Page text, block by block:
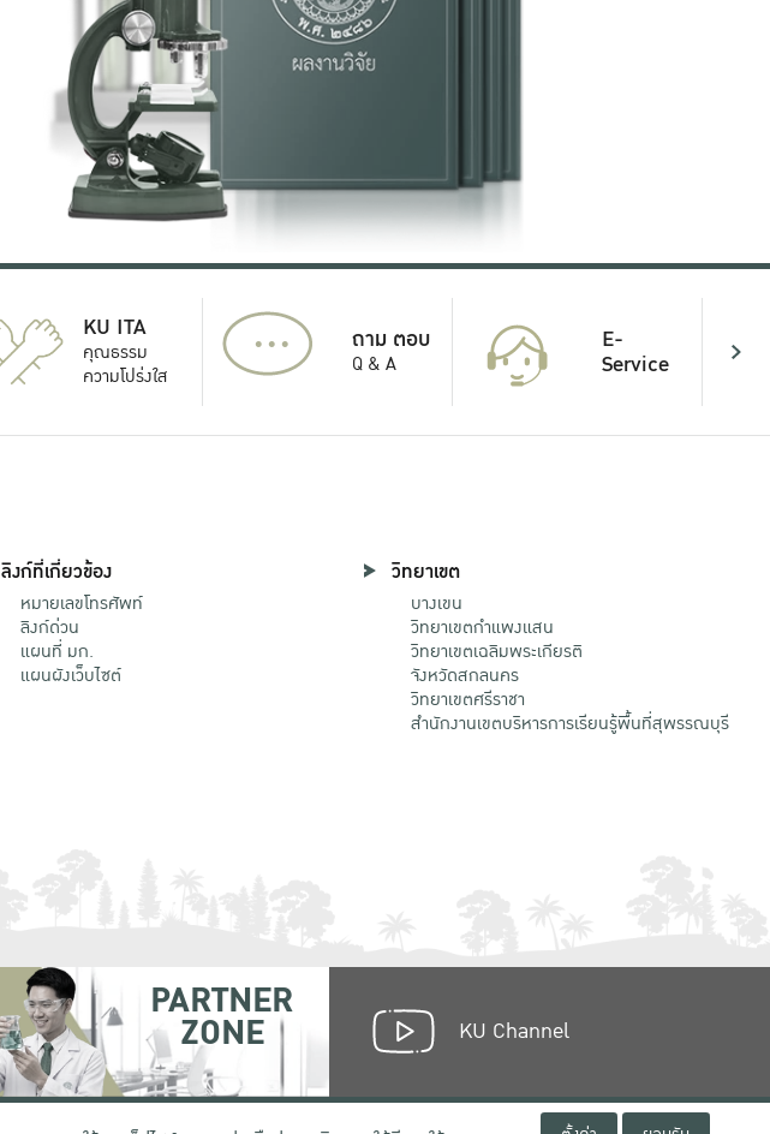
KU ITA
คุณธรรม
ความโปร่งใส
... ถาม ตอบ
Q & A
E-
Service
ลิงก์ที่เกี่ยวข้อง
หมายเลขโทรศัพท์
ลิงก์ด่วน
แผนที่ มก.
แผนผังเว็บไซต์
วิทยาเขต
บางเขน
วิทยาเขตกําแพงแสน
วิทยาเขตเฉลิมพระเกียรติ
จังหวัดสกลนคร
วิทยาเขตศรีราชา
สำนักงานเขตบริหารการเรียนรู้พื้นที่สุพรรณบุรี
PARTNER
ZONE KU Channel